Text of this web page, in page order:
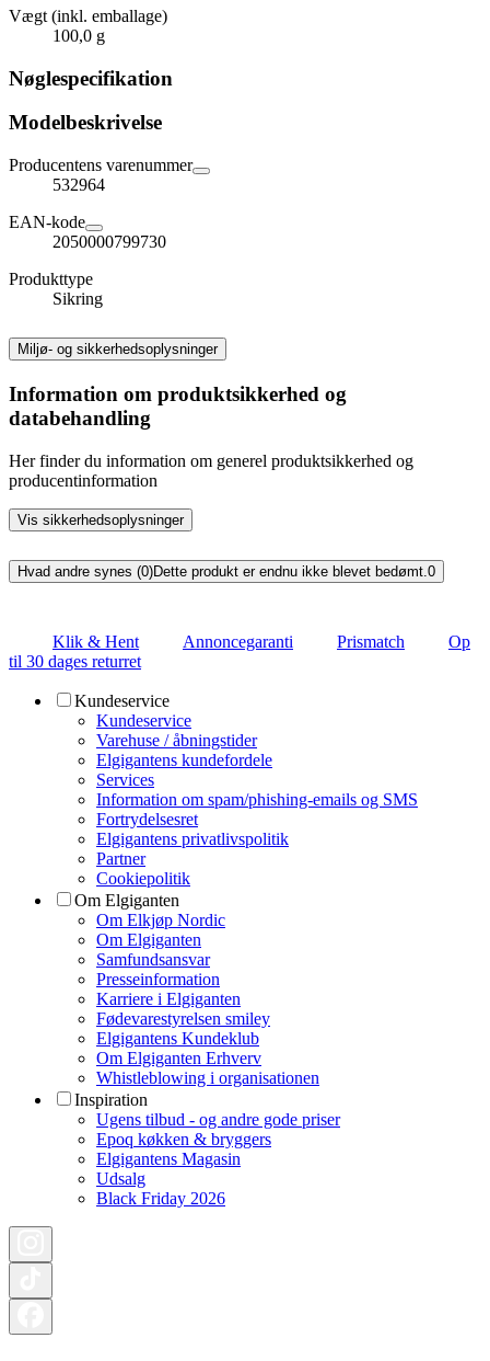
Vægt (inkl. emballage)
100,0 g
Nøglespecifikation
Modelbeskrivelse
Producentens varenummer
532964
EAN-kode
2050000799730
Produkttype
Sikring
Miljø- og sikkerhedsoplysninger
Information om produktsikkerhed og
databehandling
Her finder du information om generel produktsikkerhed og
producentinformation
Vis sikkerhedsoplysninger
Hvad andre synes (0)Dette produkt er endnu ikke blevet bedømt. 0
Klik & Hent Annoncegaranti Prismatch
Op
til 30 dages returret
Kundeservice
Kundeservice
Varehuse / åbningstider
Elgigantens kundefordele
Services
Information om spam/phishing-emails og SMS
Fortrydelsesret
Elgigantens privatlivspolitik
Partner
Cookiepolitik
Om Elgiganten
Om Elkjøp Nordic
Om Elgiganten
Samfundsansvar
Presseinformation
Karriere i Elgiganten
Fødevarestyrelsen smiley
Elgigantens Kundeklub
Om Elgiganten Erhverv
Whistleblowing i organisationen
Inspiration
Ugens tilbud - og andre gode priser
Epoq køkken & bryggers
Elgigantens Magasin
Udsalg
Black Friday 2026